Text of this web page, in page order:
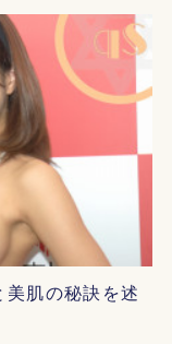
肌の秘訣を述